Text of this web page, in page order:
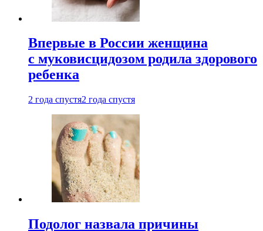
Впервые в России женщина
с муковисцидозом родила здорового
ребенка
2 года спустя2 года спустя
Подолог назвала причины